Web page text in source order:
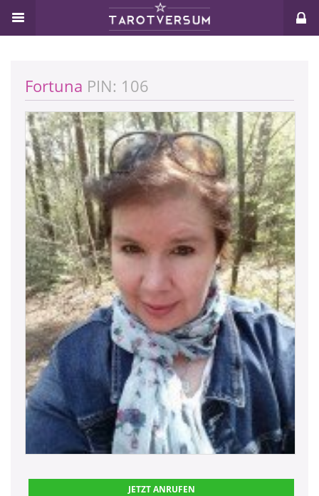
Fortuna PIN: 106
JETZT ANRUFEN